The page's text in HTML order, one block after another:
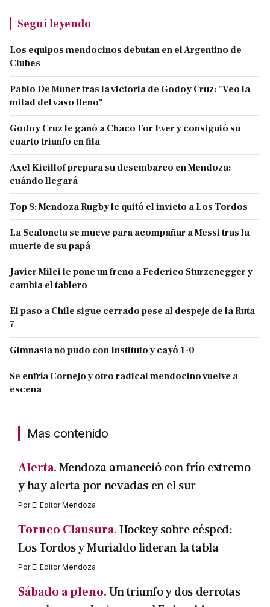
Seguí leyendo
Los equipos mendocinos debutan en el Argentino de
Clubes
Pablo De Muner tras la victoria de Godoy Cruz: "Veo la
mitad del vaso lleno"
Godoy Cruz le ganó a Chaco For Ever y consiguió su
cuarto triunfo en fila
Axel Kicillof prepara su desembarco en Mendoza:
cuándo llegará
Top 8: Mendoza Rugby le quitó el invicto a Los Tordos
La Scaloneta se mueve para acompañar a Messi tras la
muerte de su papá
Javier Milei le pone un freno a Federico Sturzenegger y
cambia el tablero
El paso a Chile sigue cerrado pese al despeje de la Ruta
7
Gimnasia no pudo con Instituto y cayó 1-0
Se enfría Cornejo y otro radical mendocino vuelve a
escena
Mas contenido
Alerta.Mendoza amaneció con frío extremo
y hay alerta por nevadas en el sur
PorEl Editor Mendoza
Torneo Clausura.Hockey sobre césped:
Los Tordos y Murialdo lideran la tabla
PorEl Editor Mendoza
Sábado a pleno.Un triunfo y dos derrotas